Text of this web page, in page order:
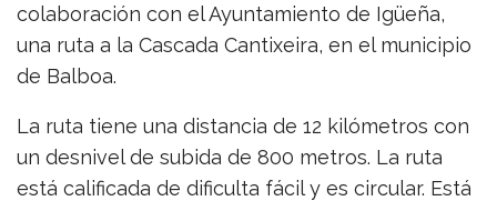
colaboración con el Ayuntamiento de Igüeña,
una ruta a la Cascada Cantixeira, en el municipio
de Balboa.
La ruta tiene una distancia de 12 kilómetros con
un desnivel de subida de 800 metros. La ruta
está calificada de dificulta fácil y es circular. Está